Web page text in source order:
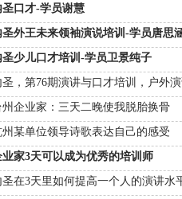
圣口才-学员谢慧
圣外王未来领袖演说培训-学员唐思
圣少儿口才培训-学员卫景纯子
圣，第76期演讲与口才培训，户外
州企业家：三天二晚使我脱胎换骨
州某单位领导诗歌表达自己的感受
业家3天可以成为优秀的培训师
圣在3天里如何提高一个人的演讲水